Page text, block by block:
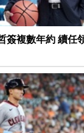
簽複數年約 續任